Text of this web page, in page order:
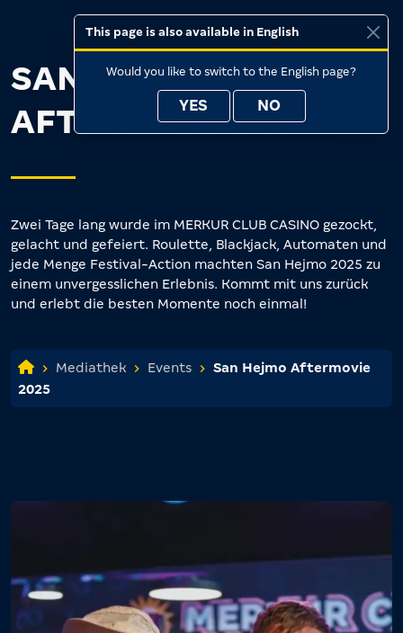
SAN HEJMO
AFTERMOVIE 2025
Zwei Tage lang wurde im MERKUR CLUB CASINO gezockt,
gelacht und gefeiert. Roulette, Blackjack, Automaten und
jede Menge Festival-Action machten San Hejmo 2025 zu
einem unvergesslichen Erlebnis. Kommt mit uns zurück
und erlebt die besten Momente noch einmal!
Mediathek Events
San Hejmo Aftermovie
2025
This page is also available in English
Would you like to switch to the English page?
YES NO